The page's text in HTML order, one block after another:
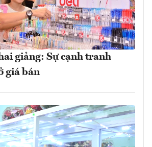
giảng: Sự cạnh tranh
giá bán